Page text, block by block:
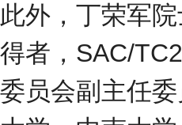
此外，丁荣军
得者，SAC/
委员会副主任